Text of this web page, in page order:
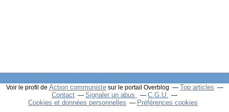
Voir le profil de Action communistesur le portail Overblog
Top articles
Contact
Signaler un abus
C.G.U.
Cookies et données personnelles
Préférences cookies